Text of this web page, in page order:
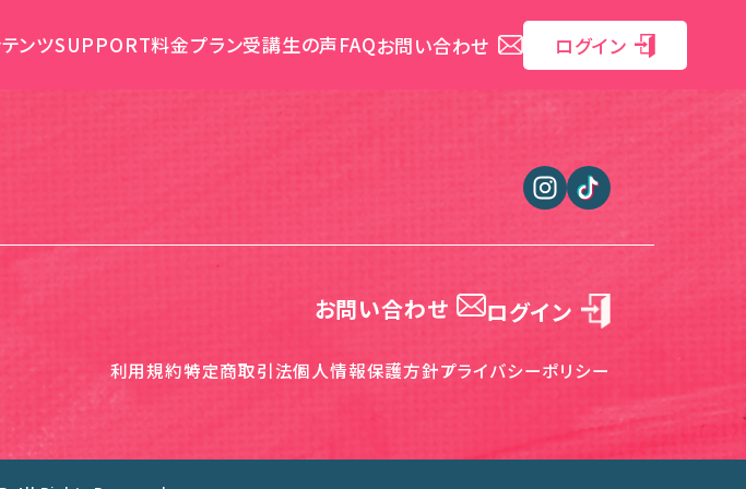
ンツSUPPORT料金プラン受講生の声FAQお問い合わせ ログイン
お問い合わせ ログイン
利用規約特定商取引法個人情報保護方針プライバシーポリシー